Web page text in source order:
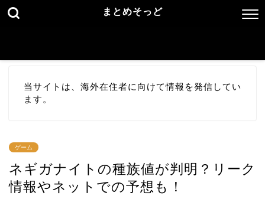
まとめそっど
当サイトは、海外在住者に向けて情報を発信してい
ます。
ゲーム
ネギガナイトの種族値が判明？リーク
情報やネットでの予想も！